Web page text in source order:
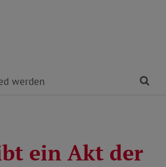
werden
ein Akt der